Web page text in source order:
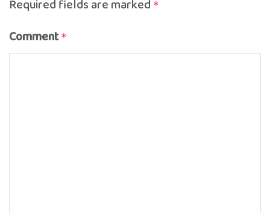
Required fields are marked *
Comment *